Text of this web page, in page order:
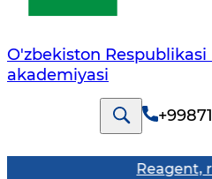
O'zbekiston Respublikasi
akademiyasi
Reagent,